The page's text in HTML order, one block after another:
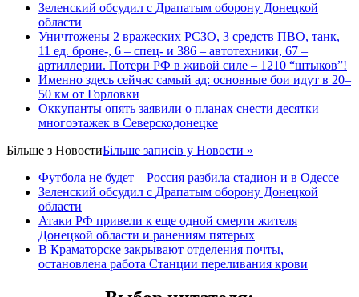
Зеленский обсудил с Драпатым оборону Донецкой
области
Уничтожены 2 вражеских РСЗО, 3 средств ПВО, танк,
11 ед. броне-, 6 – спец- и 386 – автотехники, 67 –
артиллерии. Потери РФ в живой силе – 1210 “штыков”!
Именно здесь сейчас самый ад: основные бои идут в 20–
50 км от Горловки
Оккупанты опять заявили о планах снести десятки
многоэтажек в Северскодонецке
Більше з НовостиБільше записів у Новости »
Футбола не будет – Россия разбила стадион и в Одессе
Зеленский обсудил с Драпатым оборону Донецкой
области
Атаки РФ привели к еще одной смерти жителя
Донецкой области и ранениям пятерых
В Краматорске закрывают отделения почты,
остановлена работа Станции переливания крови